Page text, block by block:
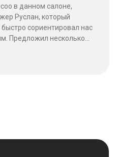
в данном салоне,
Руслан, который
сориентировал нас
Предложил несколько
Качество работы на